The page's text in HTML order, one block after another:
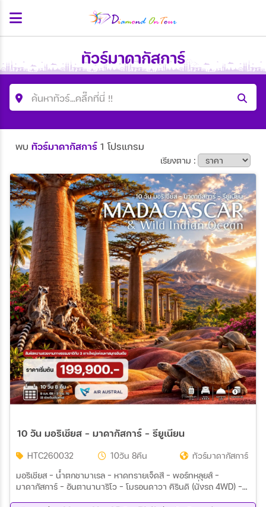
ทัวร์มาดากัสการ์
ค้นหาทัวร์...คลื๊กที่นี่ !!
ค้นหาโปรแกรมทัวร์
ประเทศ
เมือง
สายการบิน
ตั้งแต่วันที่
ถึงวันที่
เฉพาะเทศกาล
พบ ทัวร์มาดากัสการ์ 1 โปรแกรม
เรียงตาม :
10 วัน มอริเชียส – มาดากัสการ์ – รียูเนียน
HTC260032 10วัน 8คืน
ทัวร์มาดากัสการ์
มอริเชียส – น้ำตกชามาเรล – หาดทรายเจ็ดสี – พอร์ทหลุยส์ -
มาดากัสการ์ – อันตานานาริโว – โมรอนดาวา คิรินดิ (นั่งรถ 4WD) –